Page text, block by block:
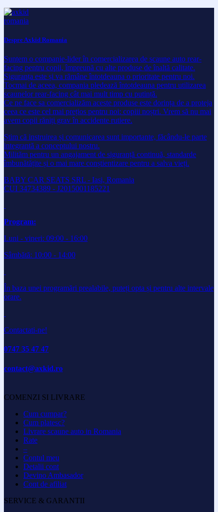
Despre Axkid Romania
Suntem o companie-lider în comercializarea de scaune auto rear-
facing pentru copii, împreună cu alte produse de înaltă calitate.
Siguranța este și va rămâne întotdeauna o prioritate pentru noi.
Tocmai de aceea, compania pledează întotdeauna pentru utilizarea
scaunelor rear-facing cât mai mult timp cu putință.
Ce ne face sa comercializăm aceste produse este dorința de a proteja
ceea ce este cel mai prețios pentru noi: copiii noștri. Vrem să nu mai
avem copii răniți grav în accidente rutiere.
Știm că instruirea și comunicarea sunt importante, făcându-le parte
integrantă a conceptului nostru.
Milităm pentru un angajament de siguranță continuă, standarde
îmbunătățite și o mai mare conștientizare pentru a salva vieți.
BABY CAR SEATS SRL - Iasi, Romania
CUI 34734389 - J2015001185221
Program:
Luni - vineri: 09:00 - 16:00
Sâmbătă: 10:00 - 14:00
În baza unei programări prealabile, puteți opta și pentru alte intervale
orare.
Contactati-ne!
0747 35 47 47
contact@axkid.ro
COMENZI SI LIVRARE
Cum cumpar?
Cum platesc?
Livrare scaune auto in Romania
Rate
–
Contul meu
Detalii cont
Devino Ambasador
Cont de afiliat
SERVICE & GARANTII